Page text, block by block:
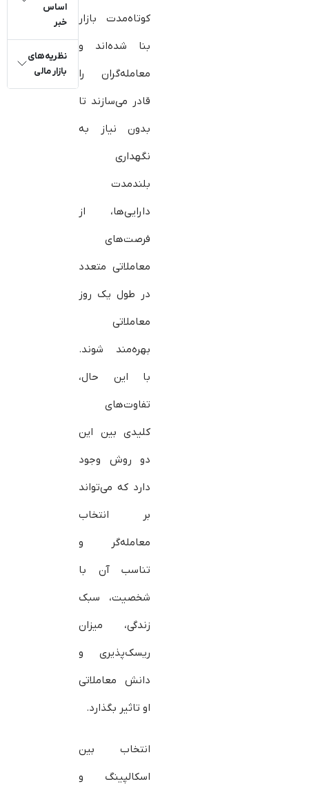
کوتاه‌مدت بازار
بنا شده‌اند و
معامله‌گران را
قادر می‌سازند تا
بدون نیاز به
نگهداری
بلندمدت
دارایی‌ها، از
فرصت‌های
معاملاتی متعدد
در طول یک روز
معاملاتی
بهره‌مند شوند.
با این حال،
تفاوت‌های
کلیدی بین این
دو روش وجود
دارد که می‌تواند
بر انتخاب
معامله‌گر و
تناسب آن با
شخصیت، سبک
زندگی، میزان
ریسک‌پذیری و
دانش معاملاتی
او تاثیر بگذارد.
انتخاب بین
اسکالپینگ و
اساس
خبر
نظریه‌های
بازار مالی